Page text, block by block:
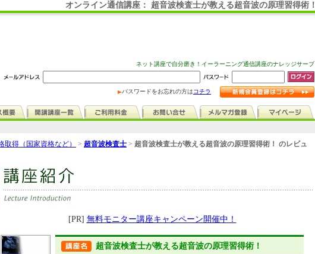
オンライン通信講座： 超音波検査士が教える超音波の原理習得術！
ネット講座で自分磨き！イーラーニング通信講座のナレッジサーブ
パスワードをお忘れの方はコチラ
得（国家資格など） > 超音波検査士 > 超音波検査士が教える超音波の原理習得術！ のレビュ
[PR] 無料モニター講座キャンペーン開催中！
超音波検査士が教える超音波の原理習得術！